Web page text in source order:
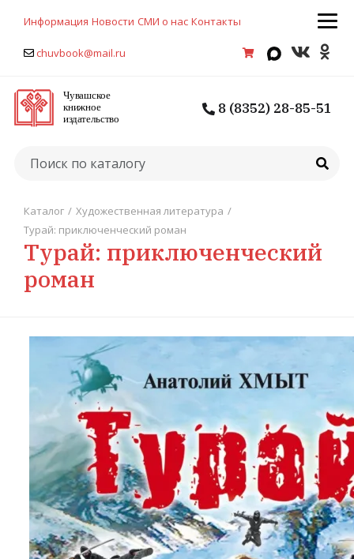
Информация Новости СМИ о нас Контакты
chuvbook@mail.ru
8 (8352) 28-85-51
Каталог / Художественная литература /
Турай: приключенческий роман
Турай: приключенческий
роман